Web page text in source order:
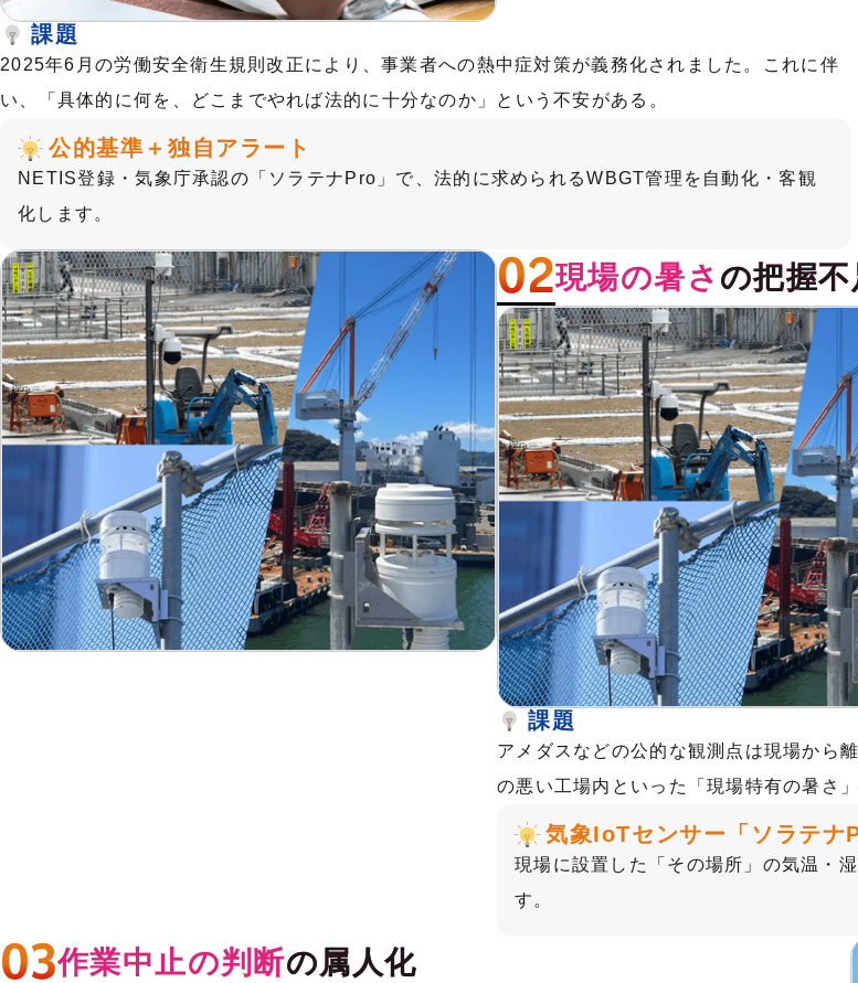
課題
2025年6月の労働安全衛生規則改正により、事業者への熱中症対策が義務化されました。これに伴
い、「具体的に何を、どこまでやれば法的に十分なのか」という不安がある。
公的基準＋独自アラート
NETIS登録・気象庁承認の「ソラテナPro」で、法的に求められるWBGT管理を自動化・客観
化します。
現場の暑さ の把握不
課題
アメダスなどの公的な観測点は現場から
の悪い工場内といった「現場特有の暑さ
気象IoTセンサー「ソラテナ
現場に設置した「その場所」の気温・
す。
作業中止の判断の属人化